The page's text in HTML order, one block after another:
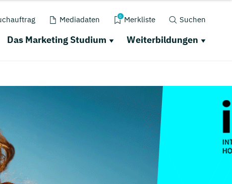
Mediadaten 0 Merkliste Suchen
Das Marketing Studium Weiterbildungen